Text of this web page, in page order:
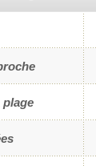
plage